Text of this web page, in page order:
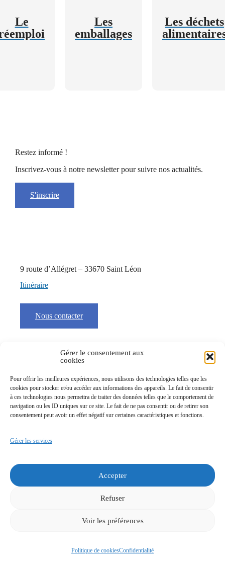
Gérer le consentement aux
cookies
Pour offrir les meilleures expériences, nous utilisons des technologies telles que les
cookies pour stocker et/ou accéder aux informations des appareils. Le fait de consentir
à ces technologies nous permettra de traiter des données telles que le comportement de
navigation ou les ID uniques sur ce site. Le fait de ne pas consentir ou de retirer son
consentement peut avoir un effet négatif sur certaines caractéristiques et fonctions.
Gérer les services
Accepter
Refuser
Voir les préférences
Politique de cookiesConfidentialité
Le
Les
emballages
Les déchets
Restez informé !
Inscrivez-vous à notre newsletter pour suivre nos actualités.
S'inscrire
9 route d’Allégret – 33670 Saint Léon
Itinéraire
Nous contacter
Délibérations
Espace documentaire
Offres d’emploi
Politique de confidentialité
© 2024 SEMOCTOM